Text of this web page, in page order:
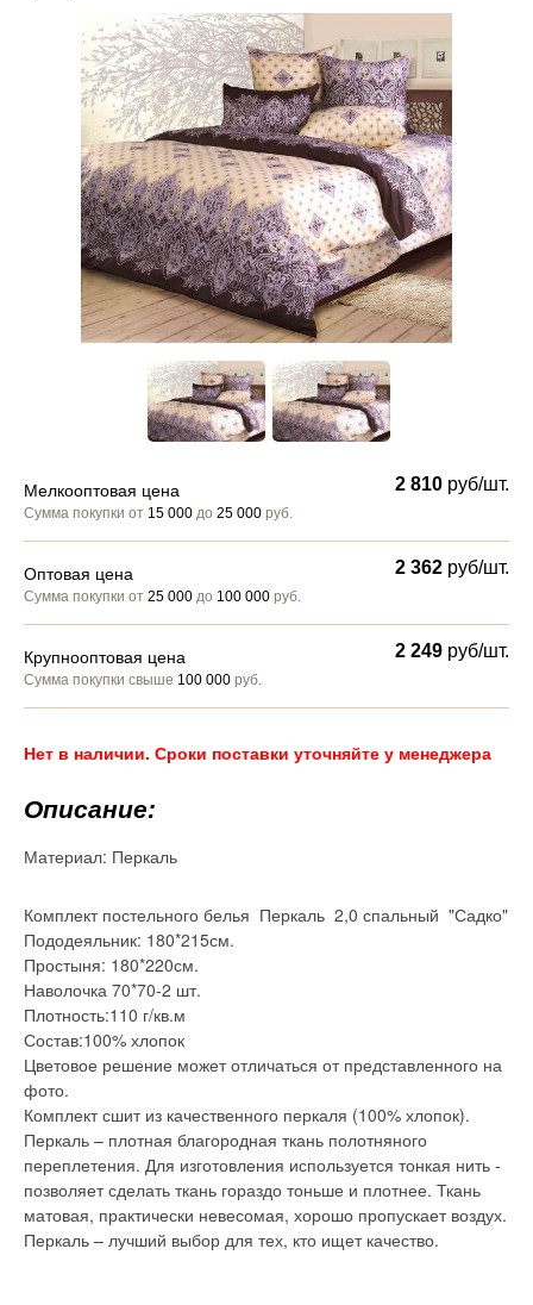
Мелкооптовая цена
Сумма покупки от 15 000 до 25 000 руб.
2 810 руб/шт.
Оптовая цена
Сумма покупки от 25 000 до 100 000 руб.
2 362 руб/шт.
Крупнооптовая цена
Сумма покупки свыше 100 000 руб.
2 249 руб/шт.
Нет в наличии. Сроки поставки уточняйте у менеджера
Описание:
Материал: Перкаль
Комплект постельного белья Перкаль 2,0 спальный "Садко"
Пододеяльник: 180*215см.
Простыня: 180*220см.
Наволочка 70*70-2 шт.
Плотность:110 г/кв.м
Состав:100% хлопок
Цветовое решение может отличаться от представленного на
фото.
Комплект сшит из качественного перкаля (100% хлопок).
Перкаль – плотная благородная ткань полотняного
переплетения. Для изготовления используется тонкая нить -
позволяет сделать ткань гораздо тоньше и плотнее. Ткань
матовая, практически невесомая, хорошо пропускает воздух.
Перкаль – лучший выбор для тех, кто ищет качество.